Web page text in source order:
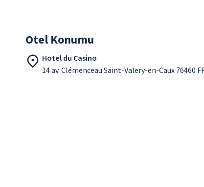
Otel Konumu
Hotel du Casino
14 av. Clémenceau Saint-Valery-en-Caux 76460